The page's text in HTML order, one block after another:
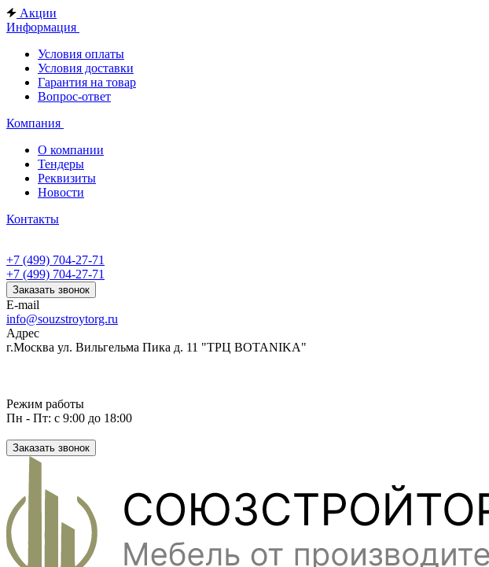
Акции
Информация
Условия оплаты
Условия доставки
Гарантия на товар
Вопрос-ответ
Компания
О компании
Тендеры
Реквизиты
Новости
Контакты
+7 (499) 704-27-71
+7 (499) 704-27-71
Заказать звонок
E-mail
info@souzstroytorg.ru
Адрес
г.Москва ул. Вильгельма Пика д. 11 "ТРЦ BOTANIKA"
Режим работы
Пн - Пт: с 9:00 до 18:00
Заказать звонок